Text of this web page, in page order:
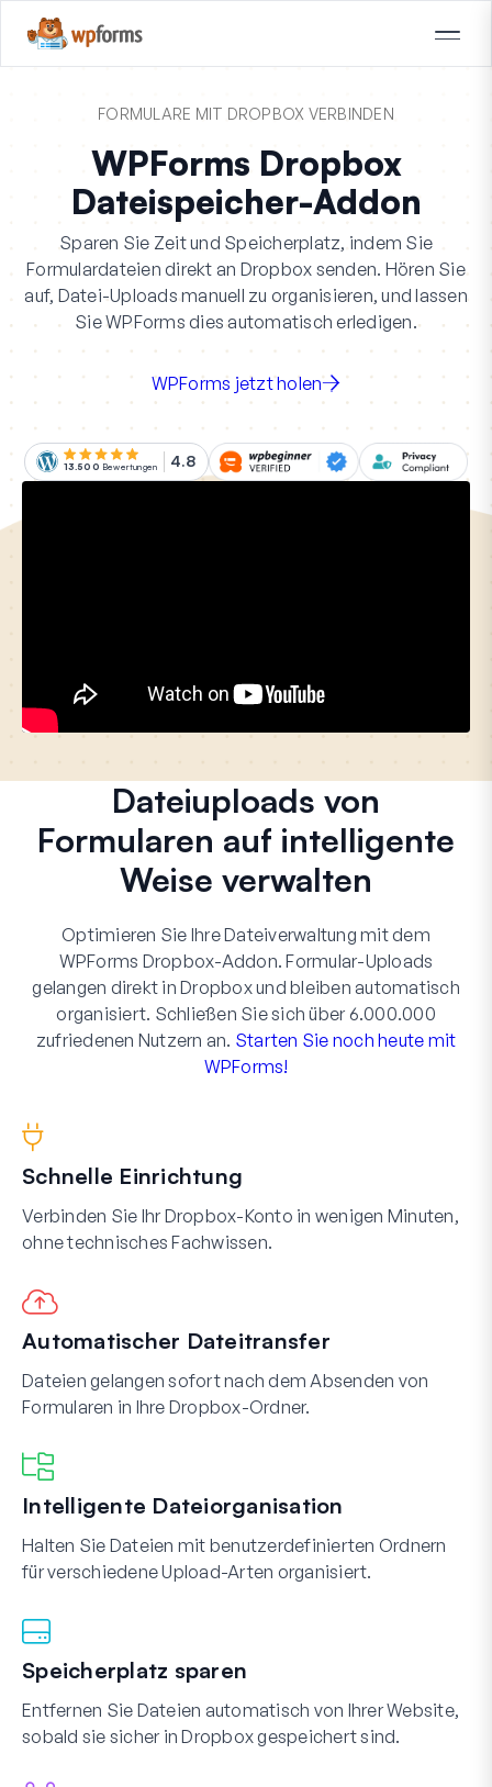
FORMULARE MIT DROPBOX VERBINDEN
WPForms Dropbox
Dateispeicher-Addon
Sparen Sie Zeit und Speicherplatz, indem Sie
Formulardateien direkt an Dropbox senden. Hören Sie
auf, Datei-Uploads manuell zu organisieren, und lassen
Sie WPForms dies automatisch erledigen.
WPForms jetzt holen
13.500 Bewertungen 4.8
Dateiuploads von
Formularen auf intelligente
Weise verwalten
Optimieren Sie Ihre Dateiverwaltung mit dem
WPForms Dropbox-Addon. Formular-Uploads
gelangen direkt in Dropbox und bleiben automatisch
organisiert. Schließen Sie sich über 6.000.000
zufriedenen Nutzern an. Starten Sie noch heute mit
WPForms!
Schnelle Einrichtung
Verbinden Sie Ihr Dropbox-Konto in wenigen Minuten,
ohne technisches Fachwissen.
Automatischer Dateitransfer
Dateien gelangen sofort nach dem Absenden von
Formularen in Ihre Dropbox-Ordner.
Intelligente Dateiorganisation
Halten Sie Dateien mit benutzerdefinierten Ordnern
für verschiedene Upload-Arten organisiert.
Speicherplatz sparen
Entfernen Sie Dateien automatisch von Ihrer Website,
sobald sie sicher in Dropbox gespeichert sind.